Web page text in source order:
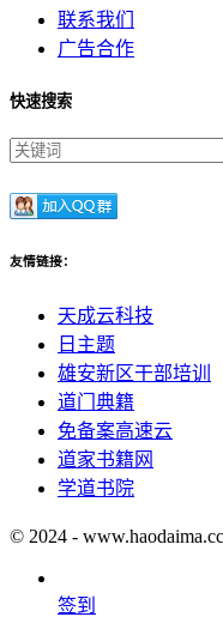
联系我们
广告合作
快速搜索
友情链接：
天成云科技
日主题
雄安新区干部培训
道门典籍
免备案高速云
道家书籍网
学道书院
© 2024 -
签到